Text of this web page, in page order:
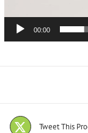
00:00
Tweet This